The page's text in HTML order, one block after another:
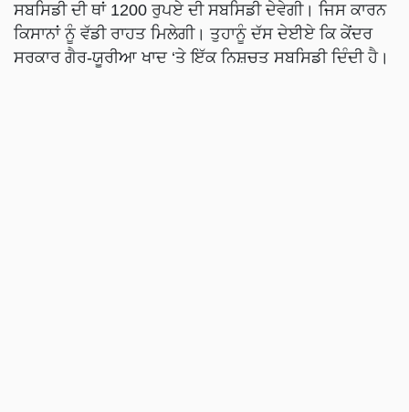
ਸਬਸਿਡੀ ਦੀ ਥਾਂ 1200 ਰੁਪਏ ਦੀ ਸਬਸਿਡੀ ਦੇਵੇਗੀ। ਜਿਸ ਕਾਰਨ
ਕਿਸਾਨਾਂ ਨੂੰ ਵੱਡੀ ਰਾਹਤ ਮਿਲੇਗੀ। ਤੁਹਾਨੂੰ ਦੱਸ ਦੇਈਏ ਕਿ ਕੇਂਦਰ
ਸਰਕਾਰ ਗੈਰ-ਯੂਰੀਆ ਖਾਦ ‘ਤੇ ਇੱਕ ਨਿਸ਼ਚਤ ਸਬਸਿਡੀ ਦਿੰਦੀ ਹੈ।